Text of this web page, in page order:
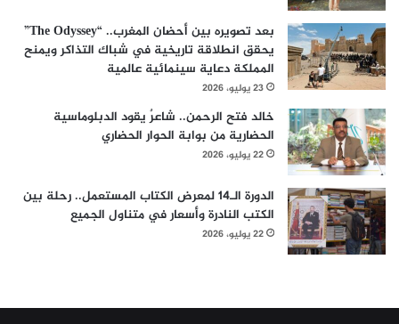
بعد تصويره بين أحضان المغرب.. “The Odyssey”
يحقق انطلاقة تاريخية في شباك التذاكر ويمنح
المملكة دعاية سينمائية عالمية
23 يوليو، 2026
خالد فتح الرحمن.. شاعرٌ يقود الدبلوماسية
الحضارية من بوابة الحوار الحضاري
22 يوليو، 2026
الدورة الـ14 لمعرض الكتاب المستعمل.. رحلة بين
الكتب النادرة وأسعار في متناول الجميع
22 يوليو، 2026